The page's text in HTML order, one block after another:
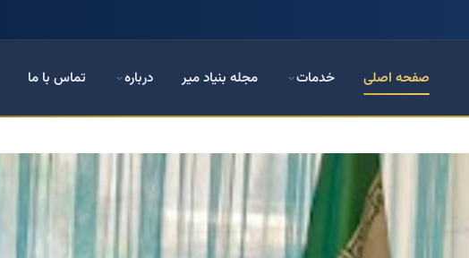
صفحه اصلی خدمات مجله بنیاد میر درباره تماس با ما